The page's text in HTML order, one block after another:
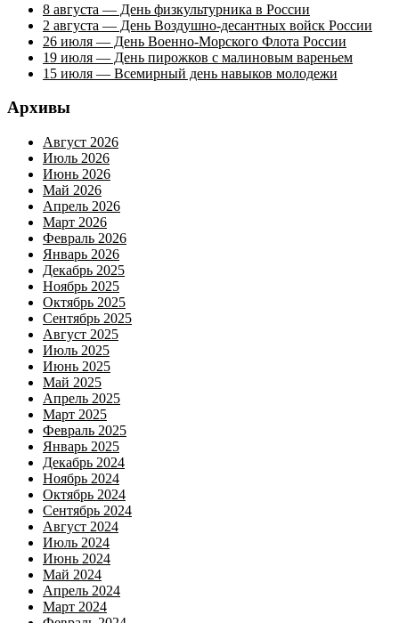
8 августа — День физкультурника в России
2 августа — День Воздушно-десантных войск России
26 июля — День Военно-Морского Флота России
19 июля — День пирожков с малиновым вареньем
15 июля — Всемирный день навыков молодежи
Архивы
Август 2026
Июль 2026
Июнь 2026
Май 2026
Апрель 2026
Март 2026
Февраль 2026
Январь 2026
Декабрь 2025
Ноябрь 2025
Октябрь 2025
Сентябрь 2025
Август 2025
Июль 2025
Июнь 2025
Май 2025
Апрель 2025
Март 2025
Февраль 2025
Январь 2025
Декабрь 2024
Ноябрь 2024
Октябрь 2024
Сентябрь 2024
Август 2024
Июль 2024
Июнь 2024
Май 2024
Апрель 2024
Март 2024